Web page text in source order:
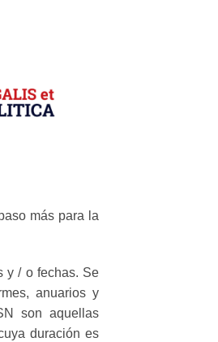
más para la
y / o fechas. Se
anuarios y
son aquellas
duración es